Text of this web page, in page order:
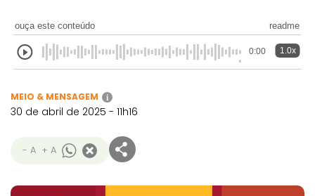
ouça este conteúdo readme
0:00 1.0x
MEIO & MENSAGEM i
30 de abril de 2025 - 11h16
- A + A